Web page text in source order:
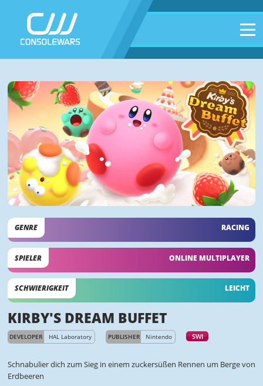
GENRE RACING
SPIELER ONLINE MULTIPLAYER
SCHWIERIGKEIT LEICHT
KIRBY'S DREAM BUFFET
DEVELOPER HAL Laboratory PUBLISHER Nintendo SWI
Schnabulier dich zum Sieg in einem zuckersüßen Rennen um Berge von
Erdbeeren